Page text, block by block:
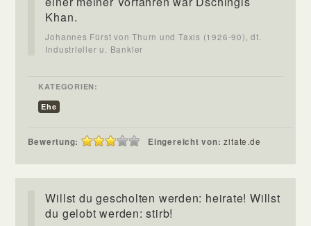
Khan.
Johannes Fürst von Thurn und Taxis (1926-90), dt.
Industrieller u. Bankier
KATEGORIEN:
Ehe
Bewertung: Eingereicht von:zitate.de
Willst du gescholten werden: heirate! Willst
du gelobt werden: stirb!